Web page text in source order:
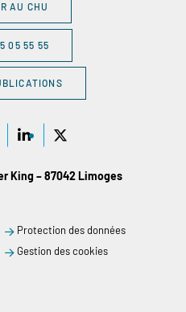
AU CHU
05 55 55
King – 87042 Limoges
Protection des données
Gestion des cookies